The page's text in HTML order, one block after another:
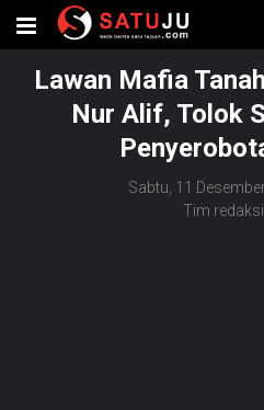
Lawan Mafia
Nur Alif, Tolok
Sabtu, 11
Tim redaksi